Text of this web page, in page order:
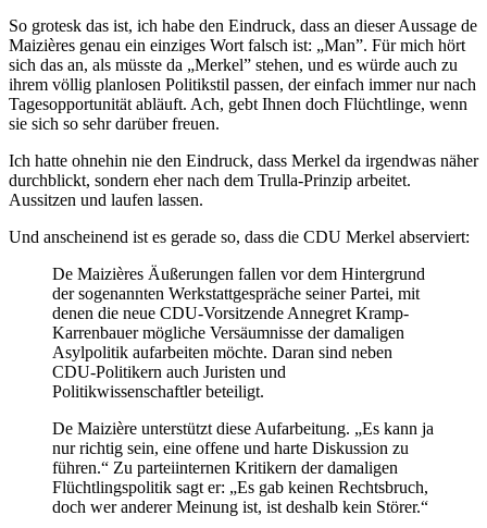
So grotesk das ist, ich habe den Eindruck, dass an dieser Aussage de
Maizières genau ein einziges Wort falsch ist: „Man”. Für mich hört
sich das an, als müsste da „Merkel” stehen, und es würde auch zu
ihrem völlig planlosen Politikstil passen, der einfach immer nur nach
Tagesopportunität abläuft. Ach, gebt Ihnen doch Flüchtlinge, wenn
sie sich so sehr darüber freuen.
Ich hatte ohnehin nie den Eindruck, dass Merkel da irgendwas näher
durchblickt, sondern eher nach dem Trulla-Prinzip arbeitet.
Aussitzen und laufen lassen.
Und anscheinend ist es gerade so, dass die CDU Merkel abserviert:
De Maizières Äußerungen fallen vor dem Hintergrund
der sogenannten Werkstattgespräche seiner Partei, mit
denen die neue CDU-Vorsitzende Annegret Kramp-
Karrenbauer mögliche Versäumnisse der damaligen
Asylpolitik aufarbeiten möchte. Daran sind neben
CDU-Politikern auch Juristen und
Politikwissenschaftler beteiligt.
De Maizière unterstützt diese Aufarbeitung. „Es kann ja
nur richtig sein, eine offene und harte Diskussion zu
führen.“ Zu parteiinternen Kritikern der damaligen
Flüchtlingspolitik sagt er: „Es gab keinen Rechtsbruch,
doch wer anderer Meinung ist, ist deshalb kein Störer.“